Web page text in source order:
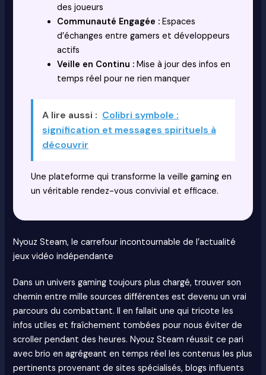
des joueurs
Communauté Engagée : Espaces
d’échanges entre gamers et développeurs
actifs
Veille en Continu : Mise à jour des infos en
temps réel pour ne rien manquer
A lire aussi : Colibri symbole :
signification et messages spirituels à
découvrir
Une plateforme qui transforme la veille gaming en
un véritable rendez-vous convivial et efficace.
Nyouz Steam, le carrefour incontournable de l’actualité
jeux vidéo indépendante
Dans un univers gaming toujours plus chargé, trouver son
chemin entre mille sources différentes est devenu un vrai
parcours du combattant. Il en fallait une qui tricote les
infos utiles et fraîchement tombées pour nous éviter de
scroller pendant des heures. Nyouz Steam réussit ce pari
avec brio en agrégeant en temps réel les contenus les plus
pertinents provenant de sites spécialisés, blogs influents